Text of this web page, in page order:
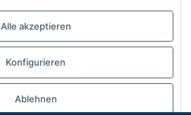
Alle akzeptieren
Konfigurieren
Ablehnen